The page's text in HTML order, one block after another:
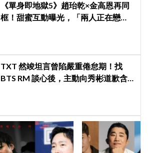
《單身即地獄5》趙珆乾×金高恩再同
框！甜蜜互動曝光，「兩人正在戀
TXT 然竣坦言曾陷嚴重倦怠期！找
BTS RM 談心後，主動向秀彬道歉含